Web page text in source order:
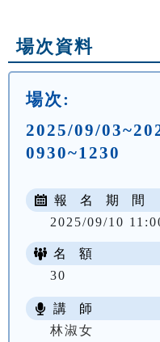
場次資料
場次:
2025/09/
0930~1230
報 名 期 間
2025/09/10
名 額
30
講 師
林淑女